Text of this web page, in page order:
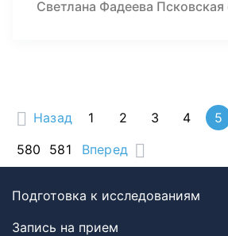
Светлана Фадеева Псковская
Назад 1 2 3 4 5
580
581 Вперед
Подготовка к исследованиям
Запись на прием